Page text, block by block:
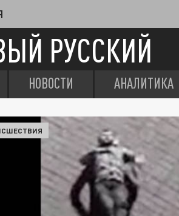
РУССКИЙ
НОВОСТИ АНАЛИТИКА